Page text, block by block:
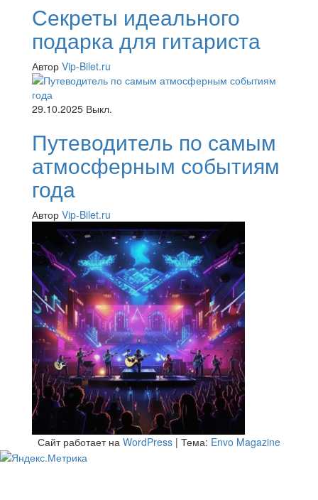
Секреты идеального
подарка для гитариста
Автор Vip-Bilet.ru
29.10.2025 Выкл.
Путеводитель по самым
атмосферным событиям
года
Автор Vip-Bilet.ru
Сайт работает на WordPress | Тема: Envo Magazine